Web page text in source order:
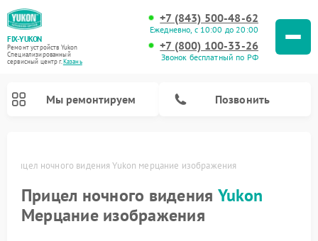
FIX-YUKON
Ремонт устройств Yukon
Специализированный
cервисный центр г.Казань
+7 (843) 500-48-62
Ежедневно, с 10:00 до 20:00
+7 (800) 100-33-26
Звонок бесплатный по РФ
Мы ремонтируем Позвонить
Прицел ночного видения Yukon мерцание изображения
Прицел ночного видения Yukon
Мерцание изображения